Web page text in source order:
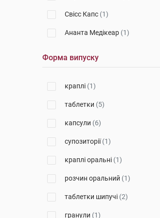
Свісс Капс (1)
Ананта Медікеар (1)
Бовіос фарм(1)
Др. Густав Кляйн
Мігуель і Гарріга
Кусум Хелтхкер
Лабораторіос Медікаментос
(1)
Форма випуску
краплі (1)
таблетки (5)
капсули (6)
супозиторії(1)
краплі оральні (1)
розчин оральний (1)
таблетки шипучі (2)
гранули (1)